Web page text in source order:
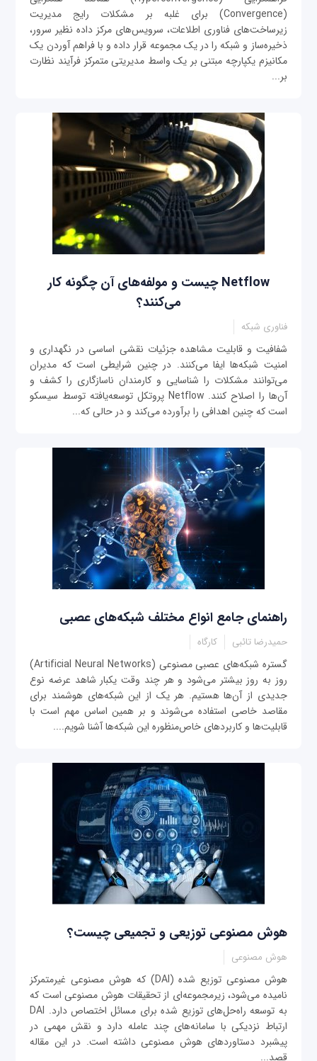
(Convergence) برای غلبه بر مشکلات رایج مدیریت
زیرساخت‌های ‌فناوری‌ اطلاعات، سرویس‌های مرکز داده نظیر سرور،
ذخیره‌ساز و شبکه را در یک مجموعه قرار داده و با فراهم آوردن یک
مکانیزم یکپارچه مبتنی بر یک واسط مدیریتی متمرکز فرآیند نظارت
بر...
Netflow چیست و مولفه‌های آن چگونه کار
می‌کنند؟
فناوری شبکه
شفافيت و قابلیت مشاهده جزئیات نقشی اساسی در نگهداری و
امنیت شبکه‌ها ایفا می‌کنند. در چنین شرایطی است كه مدیران
می‌توانند مشکلات را شناسایی و کارمندان ناسازگاری را کشف و
آن‌ها را اصلاح کنند. Netflow پروتکل توسعه‌یافته توسط سیسکو
است که چنین اهدافی را برآورده می‌کند و در حالی که...
راهنمای جامع انواع مختلف شبکه‌های عصبی
حمیدرضا تائبی کارگاه
‌گستره شبکه‌های عصبی مصنوعی (Artificial Neural Networks)
روز به روز بیشتر می‌شود و هر چند وقت یکبار شاهد عرضه نوع
جدیدی از آن‌ها هستیم. هر یک از این شبکه‌های هوشمند برای
مقاصد خاصی استفاده می‌شوند و بر همین اساس مهم است با
قابلیت‌ها و کاربردهای خاص‌منظوره این شبکه‌ها آشنا شویم....
هوش مصنوعی توزیعی و تجمیعی چیست؟
هوش مصنوعی
هوش مصنوعی توزیع شده (DAI) که هوش مصنوعی غیرمتمرکز
نامیده می‌شود، زیرمجموعه‌ای از تحقیقات هوش مصنوعی است که
به توسعه راه‌حل‌های توزیع شده برای مسائل اختصاص دارد. DAI
ارتباط نزدیکی با سامانه‌های چند عامله دارد و نقش مهمی در
پیشبرد دستاوردهای هوش مصنوعی داشته است. در این مقاله
قصد...